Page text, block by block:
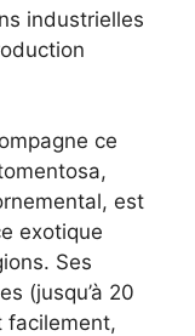
industrielles
ce
est
exotique
Ses
(jusqu’à 20
facilement,